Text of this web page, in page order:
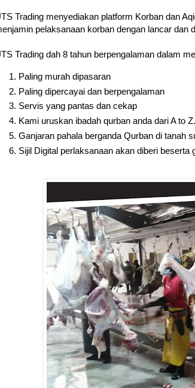
Trading menyediakan platform Korban dan
pelaksanaan korban dengan lancar dan
Trading dah 8 tahun berpengalaman dalam
Paling murah dipasaran
Paling dipercayai dan berpengalaman
Servis yang pantas dan cekap
Kami uruskan ibadah qurban anda dari A to Z.
Ganjaran pahala berganda Qurban di tanah
Sijil Digital perlaksanaan akan diberi